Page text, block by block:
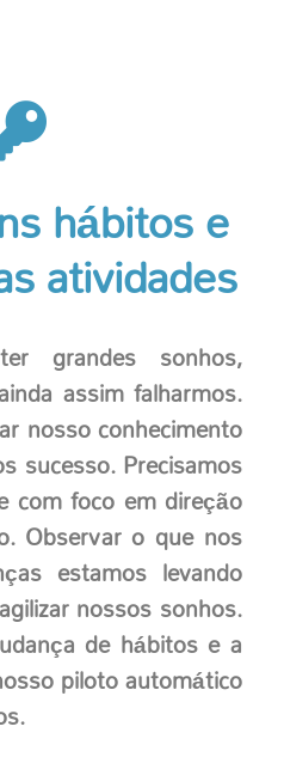
hábitos e
atividades
grandes sonhos,
assim falharmos.
nosso conhecimento
sucesso. Precisamos
com foco em direção
Observar o que nos
estamos levando
nossos sonhos.
de hábitos e a
piloto automático